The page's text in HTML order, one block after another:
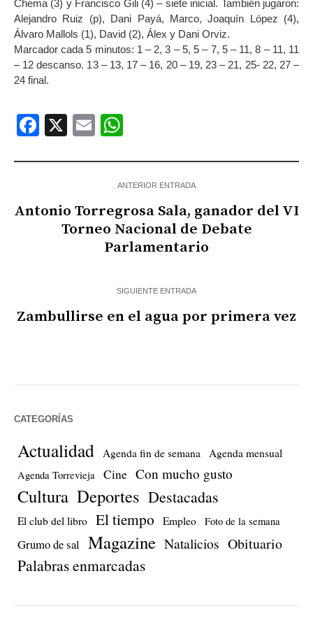
Chema (3) y Francisco Gili (4) – siete inicial. También jugaron:
Alejandro Ruiz (p), Dani Payá, Marco, Joaquín López (4),
Álvaro Mallols (1), David (2), Álex y Dani Orviz.
Marcador cada 5 minutos: 1 – 2, 3 – 5, 5 – 7, 5 – 11, 8 – 11, 11
– 12 descanso. 13 – 13, 17 – 16, 20 – 19, 23 – 21, 25- 22, 27 –
24 final.
Facebook
X Email
ANTERIOR ENTRADA
Antonio Torregrosa Sala, ganador del VI
Torneo Nacional de Debate
Parlamentario
SIGUIENTE ENTRADA
Zambullirse en el agua por primera vez
CATEGORÍAS
Actualidad Agenda fin de semana Agenda mensual
Agenda Torrevieja Cine Con mucho gusto
Cultura Deportes Destacadas
El club del libro El tiempo Empleo Foto de la semana
Grumo de sal Magazine Natalicios Obituario
Palabras enmarcadas